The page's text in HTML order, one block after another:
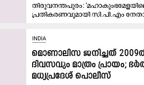
തിരുവനന്തപുരം:
പ്രതികരണവുമായി സി.പി.എം
INDIA
മൊണാലിസ ജനിച്ചത്
ദിവസവും മാത്രം
മധ്യപ്രദേശ് പൊലീസ്